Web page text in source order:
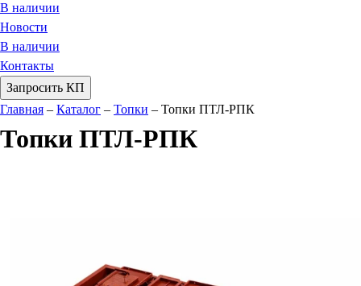
В наличии
Новости
В наличии
Контакты
Запросить КП
Главная – Каталог – Топки – Топки ПТЛ-РПК
Топки ПТЛ-РПК